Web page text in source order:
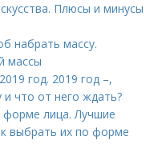
Плюсы и минусы
набрать массу.
массы
год. 2019 год –,
и что от него ждать?
лица. Лучшие
выбрать их по форме